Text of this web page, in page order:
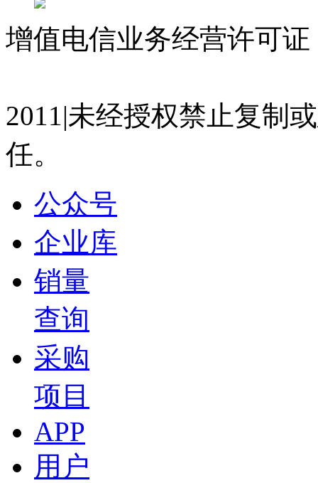
2026-06-09 12:00
宋超
2026-05-28 16:19
宋超
03:33
宋超
2026-05-15 14:19
06:44
Tech Talk | 探索车用碳纤维零部件无限潜能，艾
2026-05-07 07:00
10:41
Tech Talk | 从核心三电到高阶智驾，打卡星驱科技
宋超
增值电信业务经营许可
2011|未经授权禁止复制
任。
公众号
企业库
销量
查询
采购
项目
APP
用户